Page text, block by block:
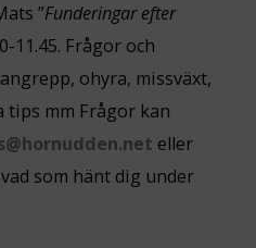
”Funderingar efter
11.45. Frågor och
ohyra, missväxt,
tips mm Frågor kan
eller
som hänt dig under